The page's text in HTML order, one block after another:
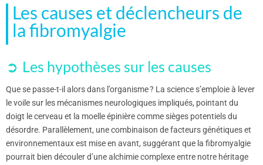
Les causes et déclencheurs de
la fibromyalgie
Les hypothèses sur les causes
Que se passe-t-il alors dans l’organisme ? La science s’emploie à lever
le voile sur les mécanismes neurologiques impliqués, pointant du
doigt le cerveau et la moelle épinière comme sièges potentiels du
désordre. Parallèlement, une combinaison de facteurs génétiques et
environnementaux est mise en avant, suggérant que la fibromyalgie
pourrait bien découler d’une alchimie complexe entre notre héritage